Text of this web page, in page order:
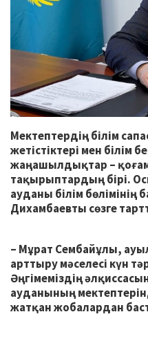
Мектептердің білім
жетістіктері мен білім
жаңашылдықтар –
тақырыптардың бірі.
ауданы білім
Дихамбаевты сөзге
– Мұрат Сембайұлы,
арттыру мәселесі күн
Әңгімеміздің
ауданының
жатқан жобалардан